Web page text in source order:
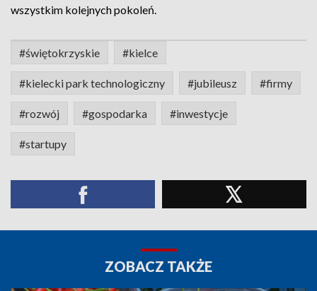
wszystkim kolejnych pokoleń.
#świętokrzyskie #kielce
#kielecki park technologiczny #jubileusz #firmy
#rozwój #gospodarka #inwestycje
#startupy
ZOBACZ TAKŻE